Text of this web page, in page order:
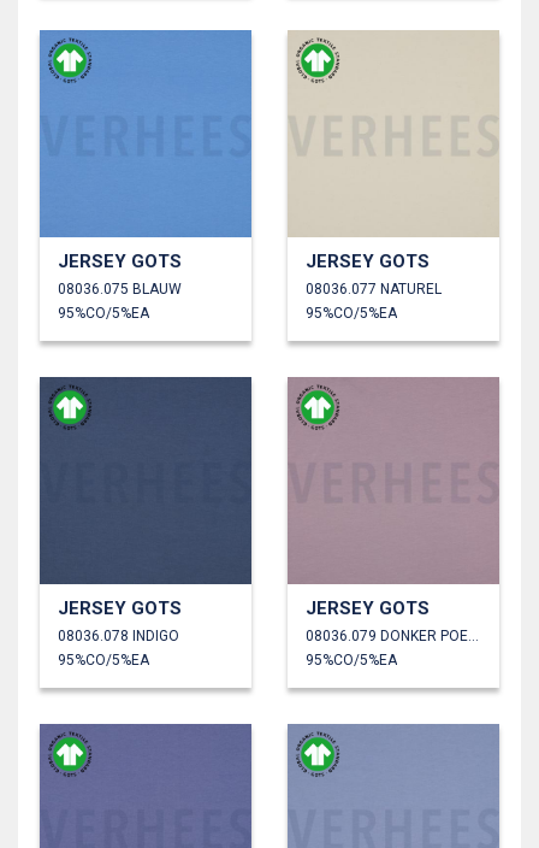
JERSEY GOTS
08036.075 BLAUW
95%CO/5%EA
JERSEY GOTS
08036.077 NATUREL
95%CO/5%EA
JERSEY GOTS
08036.078 INDIGO
95%CO/5%EA
JERSEY GOTS
08036.079 DONKER POEDER
95%CO/5%EA